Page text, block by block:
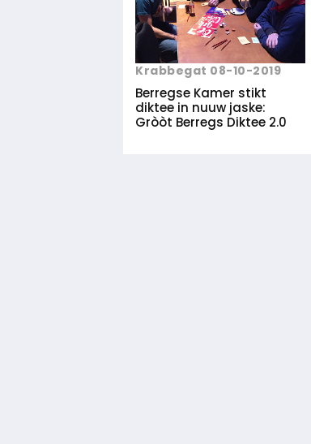
Krabbegat 08-10-2019
Berregse Kamer stikt
diktee in nuuw jaske:
Gròòt Berregs Diktee 2.0